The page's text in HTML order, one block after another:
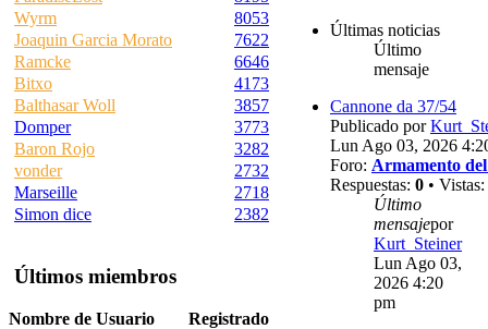
Wyrm
8053
Joaquin Garcia Morato
7622
Ramcke
6646
Bitxo
4173
Balthasar Woll
3857
Domper
3773
Baron Rojo
3282
vonder
2732
Marseille
2718
Simon dice
2382
Últimos miembros
Nombre de Usuario
Registrado
Últimas noticias
Último
mensaje
Cannone da 37/54
Publicado por
Lun Ago 03, 2026
Foro: Armamento
Respuestas: 0 • Vistas:
Último
mensajepor
Kurt_Steiner
Lun Ago 03,
2026 4:20
pm